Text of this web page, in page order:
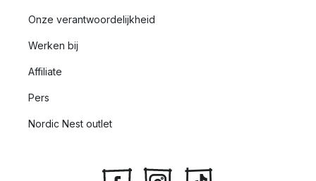
Onze verantwoordelijkheid
Werken bij
Affiliate
Pers
Nordic Nest outlet